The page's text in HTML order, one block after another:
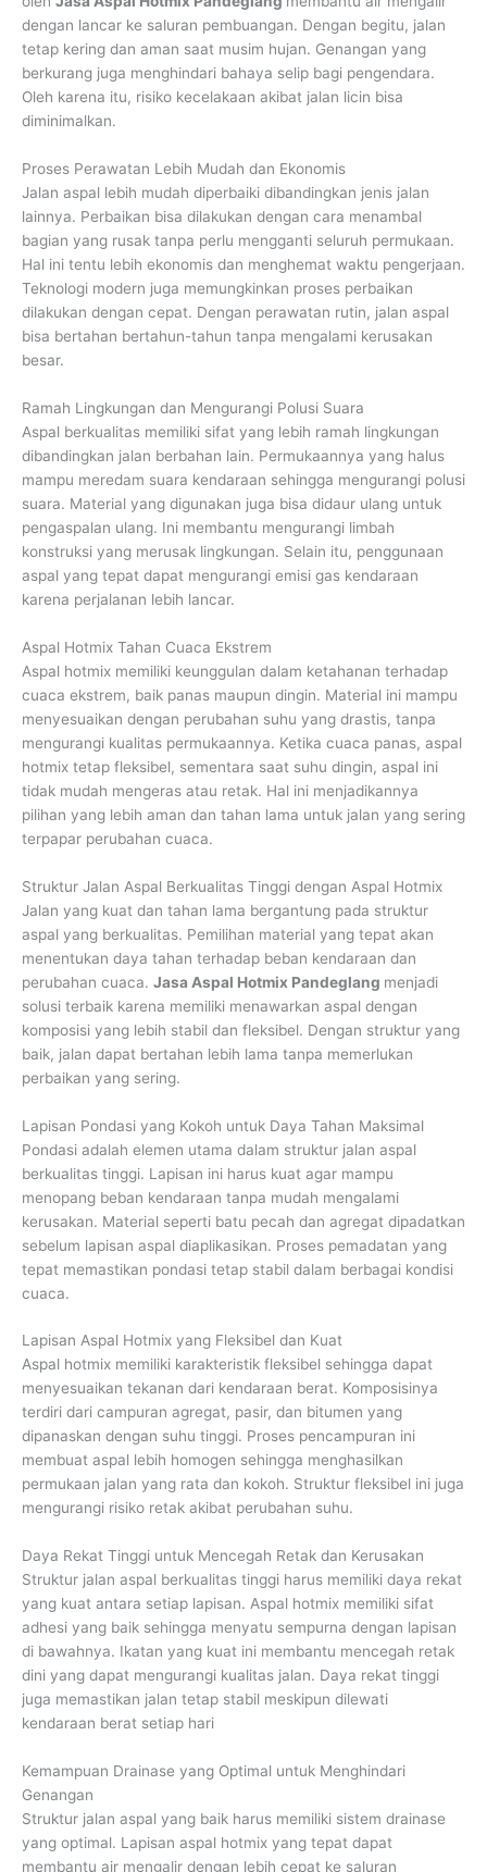
dengan lancar ke saluran pembuangan. Dengan begitu, jalan
tetap kering dan aman saat musim hujan. Genangan yang
berkurang juga menghindari bahaya selip bagi pengendara.
Oleh karena itu, risiko kecelakaan akibat jalan licin bisa
diminimalkan.
Proses Perawatan Lebih Mudah dan Ekonomis
Jalan aspal lebih mudah diperbaiki dibandingkan jenis jalan
lainnya. Perbaikan bisa dilakukan dengan cara menambal
bagian yang rusak tanpa perlu mengganti seluruh permukaan.
Hal ini tentu lebih ekonomis dan menghemat waktu pengerjaan.
Teknologi modern juga memungkinkan proses perbaikan
dilakukan dengan cepat. Dengan perawatan rutin, jalan aspal
bisa bertahan bertahun-tahun tanpa mengalami kerusakan
besar.
Ramah Lingkungan dan Mengurangi Polusi Suara
Aspal berkualitas memiliki sifat yang lebih ramah lingkungan
dibandingkan jalan berbahan lain. Permukaannya yang halus
mampu meredam suara kendaraan sehingga mengurangi polusi
suara. Material yang digunakan juga bisa didaur ulang untuk
pengaspalan ulang. Ini membantu mengurangi limbah
konstruksi yang merusak lingkungan. Selain itu, penggunaan
aspal yang tepat dapat mengurangi emisi gas kendaraan
karena perjalanan lebih lancar.
Aspal Hotmix Tahan Cuaca Ekstrem
Aspal hotmix memiliki keunggulan dalam ketahanan terhadap
cuaca ekstrem, baik panas maupun dingin. Material ini mampu
menyesuaikan dengan perubahan suhu yang drastis, tanpa
mengurangi kualitas permukaannya. Ketika cuaca panas, aspal
hotmix tetap fleksibel, sementara saat suhu dingin, aspal ini
tidak mudah mengeras atau retak. Hal ini menjadikannya
pilihan yang lebih aman dan tahan lama untuk jalan yang sering
terpapar perubahan cuaca.
Struktur Jalan Aspal Berkualitas Tinggi dengan Aspal Hotmix
Jalan yang kuat dan tahan lama bergantung pada struktur
aspal yang berkualitas. Pemilihan material yang tepat akan
menentukan daya tahan terhadap beban kendaraan dan
perubahan cuaca. Jasa Aspal Hotmix Pandeglang menjadi
solusi terbaik karena memiliki menawarkan aspal dengan
komposisi yang lebih stabil dan fleksibel. Dengan struktur yang
baik, jalan dapat bertahan lebih lama tanpa memerlukan
perbaikan yang sering.
Lapisan Pondasi yang Kokoh untuk Daya Tahan Maksimal
Pondasi adalah elemen utama dalam struktur jalan aspal
berkualitas tinggi. Lapisan ini harus kuat agar mampu
menopang beban kendaraan tanpa mudah mengalami
kerusakan. Material seperti batu pecah dan agregat dipadatkan
sebelum lapisan aspal diaplikasikan. Proses pemadatan yang
tepat memastikan pondasi tetap stabil dalam berbagai kondisi
cuaca.
Lapisan Aspal Hotmix yang Fleksibel dan Kuat
Aspal hotmix memiliki karakteristik fleksibel sehingga dapat
menyesuaikan tekanan dari kendaraan berat. Komposisinya
terdiri dari campuran agregat, pasir, dan bitumen yang
dipanaskan dengan suhu tinggi. Proses pencampuran ini
membuat aspal lebih homogen sehingga menghasilkan
permukaan jalan yang rata dan kokoh. Struktur fleksibel ini juga
mengurangi risiko retak akibat perubahan suhu.
Daya Rekat Tinggi untuk Mencegah Retak dan Kerusakan
Struktur jalan aspal berkualitas tinggi harus memiliki daya rekat
yang kuat antara setiap lapisan. Aspal hotmix memiliki sifat
adhesi yang baik sehingga menyatu sempurna dengan lapisan
di bawahnya. Ikatan yang kuat ini membantu mencegah retak
dini yang dapat mengurangi kualitas jalan. Daya rekat tinggi
juga memastikan jalan tetap stabil meskipun dilewati
kendaraan berat setiap hari
Kemampuan Drainase yang Optimal untuk Menghindari
Genangan
Struktur jalan aspal yang baik harus memiliki sistem drainase
yang optimal. Lapisan aspal hotmix yang tepat dapat
membantu air mengalir dengan lebih cepat ke saluran